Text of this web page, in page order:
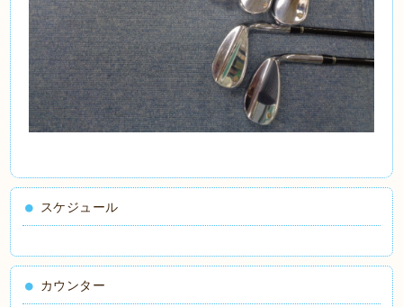
スケジュール
カウンター